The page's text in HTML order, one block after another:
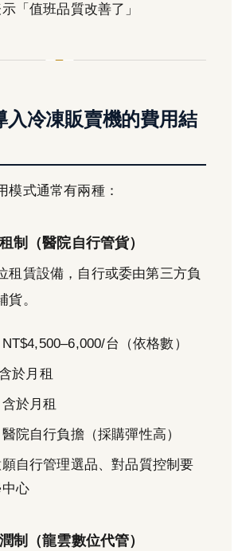
「值班品質改善了」
入冷凍販賣機的費用結
模式通常有兩種：
制（醫院自行管貨）
租賃設備，自行或委由第三方負
貨。
台（依格數）
於月租
於月租
院自行負擔（採購彈性高）
願自行管理選品、對品質控制要
心
制（龍雲數位代管）